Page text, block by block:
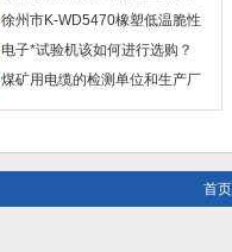
燥箱/热延伸烘箱/空气热老化试验
徐州市K-WD5470橡塑低温脆性
温度测定仪试验步骤
电子*试验机该如何进行选购？
煤矿用电缆的检测单位和生产厂
首页